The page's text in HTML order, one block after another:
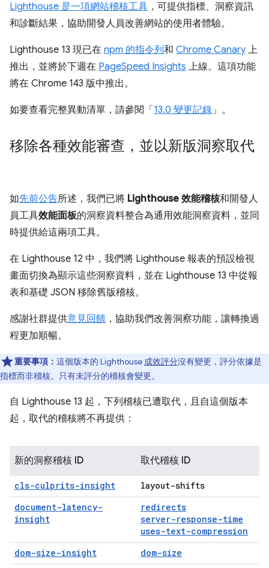
Lighthouse 是一項網站稽核工具 ，可提供指標、洞察資訊
和診斷結果，協助開發人員改善網站的使用者體驗。
Lighthouse 13 現已在 npm 的指令列和 Chrome Canary 上
推出，並將於下週在 PageSpeed Insights 上線。這項功能
將在 Chrome 143 版中推出。
如要查看完整異動清單，請參閱「 13.0 變更記錄」。
移除各種效能審查，並以新版洞察取代
如先前公告所述，我們已將 Lighthouse 效能稽核和開發人
員工具效能面板的洞察資料整合為通用效能洞察資料，並同
時提供給這兩項工具。
在 Lighthouse 12 中，我們將 Lighthouse 報表的預設檢視
畫面切換為顯示這些洞察資料，並在 Lighthouse 13 中從報
表和基礎 JSON 移除舊版稽核。
感謝社群提供意見回饋 ，協助我們改善洞察功能，讓轉換過
程更加順暢。
重要事項： 這個版本的 Lighthouse 成效評分沒有變更，評分依據是
指標而非稽核。只有未評分的稽核會變更。
自 Lighthouse 13 起，下列稽核已遭取代，且自這個版本
起，取代的稽核將不再提供：
新的洞察稽核 ID 取代稽核 ID
cls-culprits-insight
layout-shifts
document-latency-
insight
redirects
server-response-time
uses-text-compression
dom-size-insight
dom-size